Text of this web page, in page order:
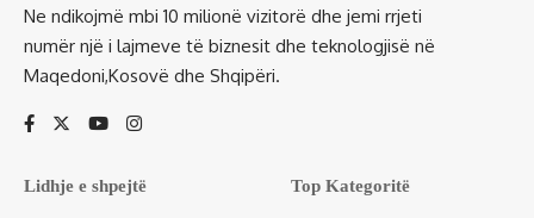
Ne ndikojmë mbi 10 milionë vizitorë dhe jemi rrjeti
numër një i lajmeve të biznesit dhe teknologjisë në
Maqedoni,Kosovë dhe Shqipëri.
Lidhje e shpejtë Top Kategoritë